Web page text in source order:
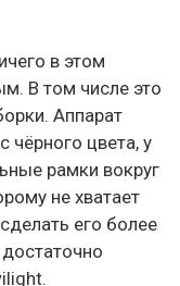
в этом
В том числе это
Аппарат
чёрного цвета, у
рамки вокруг
не хватает
его более